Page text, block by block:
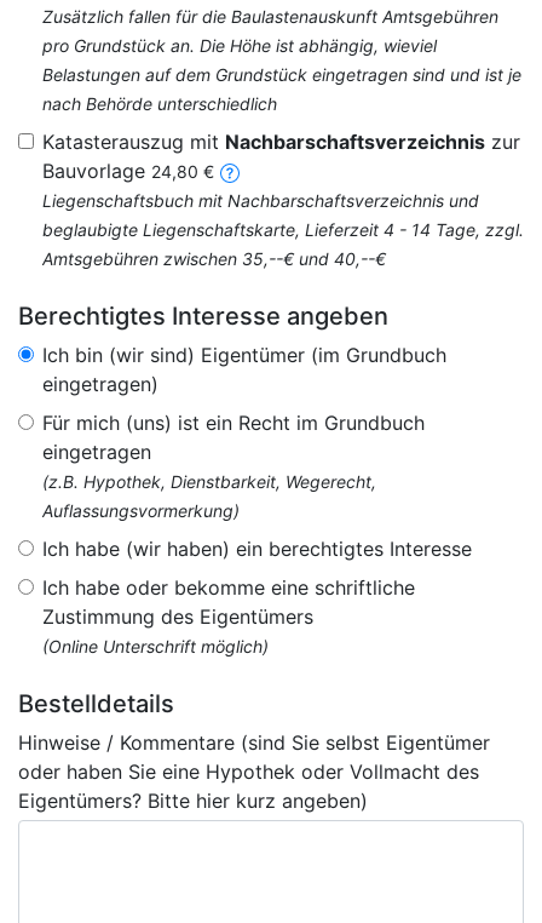
Zusätzlich fallen für die Baulastenauskunft Amtsgebühren
pro Grundstück an. Die Höhe ist abhängig, wieviel
Belastungen auf dem Grundstück eingetragen sind und ist je
nach Behörde unterschiedlich
Katasterauszug mit Nachbarschaftsverzeichnis zur
Bauvorlage 24,80 €
Liegenschaftsbuch mit Nachbarschaftsverzeichnis und
beglaubigte Liegenschaftskarte, Lieferzeit 4 - 14 Tage, zzgl.
Amtsgebühren zwischen 35,--€ und 40,--€
Berechtigtes Interesse angeben
Ich bin (wir sind) Eigentümer (im Grundbuch
eingetragen)
Für mich (uns) ist ein Recht im Grundbuch
eingetragen
(z.B. Hypothek, Dienstbarkeit, Wegerecht,
Auflassungsvormerkung)
Ich habe (wir haben) ein berechtigtes Interesse
Ich habe oder bekomme eine schriftliche
Zustimmung des Eigentümers
(Online Unterschrift möglich)
Bestelldetails
Hinweise / Kommentare (sind Sie selbst Eigentümer
oder haben Sie eine Hypothek oder Vollmacht des
Eigentümers? Bitte hier kurz angeben)